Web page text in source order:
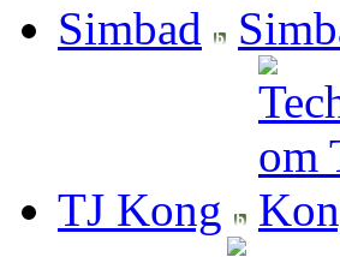
Simbad
TJ Kong